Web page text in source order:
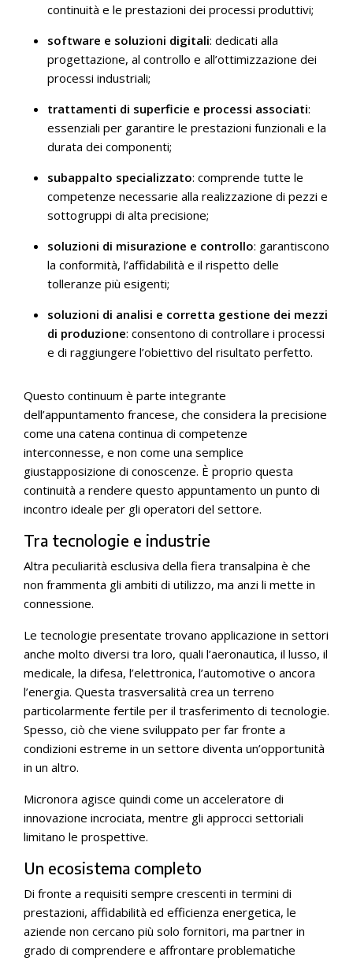
continuità e le prestazioni dei processi produttivi;
software e soluzioni digitali: dedicati alla
progettazione, al controllo e all’ottimizzazione dei
processi industriali;
trattamenti di superficie e processi associati:
essenziali per garantire le prestazioni funzionali e la
durata dei componenti;
subappalto specializzato: comprende tutte le
competenze necessarie alla realizzazione di pezzi e
sottogruppi di alta precisione;
soluzioni di misurazione e controllo: garantiscono
la conformità, l’affidabilità e il rispetto delle
tolleranze più esigenti;
soluzioni di analisi e corretta gestione dei mezzi
di produzione: consentono di controllare i processi
e di raggiungere l’obiettivo del risultato perfetto.
Questo continuum è parte integrante
dell’appuntamento francese, che considera la precisione
come una catena continua di competenze
interconnesse, e non come una semplice
giustapposizione di conoscenze. È proprio questa
continuità a rendere questo appuntamento un punto di
incontro ideale per gli operatori del settore.
Tra tecnologie e industrie
Altra peculiarità esclusiva della fiera transalpina è che
non frammenta gli ambiti di utilizzo, ma anzi li mette in
connessione.
Le tecnologie presentate trovano applicazione in settori
anche molto diversi tra loro, quali l’aeronautica, il lusso, il
medicale, la difesa, l’elettronica, l’automotive o ancora
l’energia. Questa trasversalità crea un terreno
particolarmente fertile per il trasferimento di tecnologie.
Spesso, ciò che viene sviluppato per far fronte a
condizioni estreme in un settore diventa un’opportunità
in un altro.
Micronora agisce quindi come un acceleratore di
innovazione incrociata, mentre gli approcci settoriali
limitano le prospettive.
Un ecosistema completo
Di fronte a requisiti sempre crescenti in termini di
prestazioni, affidabilità ed efficienza energetica, le
aziende non cercano più solo fornitori, ma partner in
grado di comprendere e affrontare problematiche